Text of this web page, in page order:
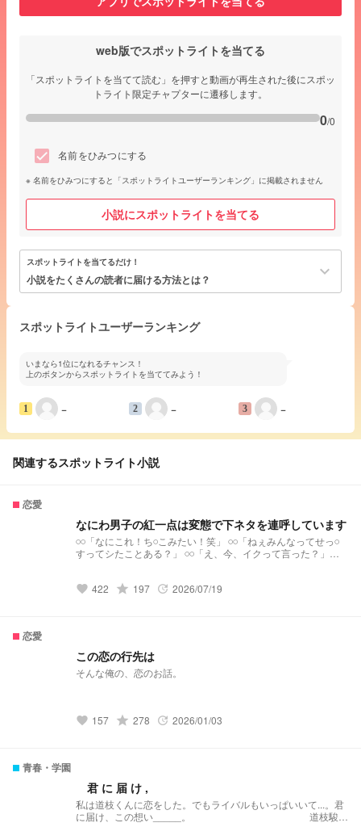
web版でスポットライトを当てる
「スポットライトを当てて読む」を押すと動画が再生された後にスポッ
トライト限定チャプターに遷移します。
0/0
名前をひみつにする
名前をひみつにすると「スポットライトユーザーランキング」に掲載されません
小説にスポットライトを当てる
スポットライトを当てるだけ！
小説をたくさんの読者に届ける方法とは？ keyboard_arrow_down
スポットライトユーザーランキング
いまなら1位になれるチャンス！
上のボタンからスポットライトを当ててみよう！
1 − 2 − 3 −
関連するスポットライト小説
恋愛
なにわ男子の紅一点は変態で下ネタを連呼しています
𓏸𓏸「なにこれ！ち𓏸こみたい！笑」 𓏸𓏸「ねぇみんなってせっ𓏸
すってシたことある？」 𓏸𓏸「え、今、イクって言った？」
《目標》 ☆50♡100
favorite 422 grade 197 update 2026/07/19
恋愛
この恋の行先は
そんな俺の、恋のお話。
favorite 157 grade 278 update 2026/01/03
青春・学園
君 に 届 け ,
私は道枝くんに恋をした。でもライバルもいっぱいいて...。君
に届け、この想い_____。 道枝駿佑